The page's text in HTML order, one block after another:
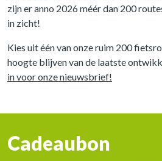
zijn er anno 2026 méér dan 200
in zicht!
Kies uit één van onze ruim 200
hoogte blijven van de laatste
in voor onze nieuwsbrief!
Cadeaubon